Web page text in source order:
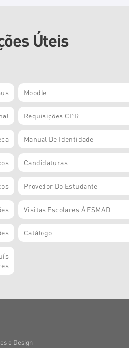
Úteis
Moodle
Requisições CPR
Manual De Identidade
Candidaturas
Provedor Do Estudante
Visitas Escolares À ESMAD
Catálogo
e Design